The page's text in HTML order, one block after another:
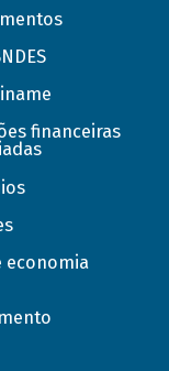
financeiras
economia